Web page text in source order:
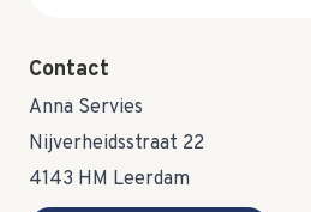
Contact
Anna Servies
Nijverheidsstraat 22
4143 HM Leerdam